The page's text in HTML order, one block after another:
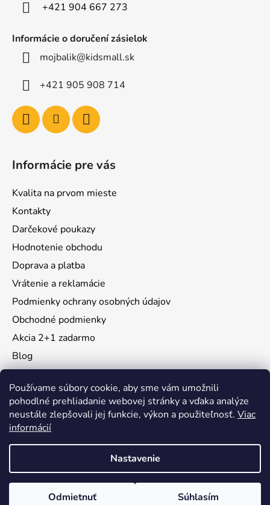
Používame súbory cookie, aby sme vám umožnili
pohodlné prehliadanie webovej stránky a vďaka analýze
neustále zlepšovali jej funkcie, výkon a použiteľnosť. Viac
informácií
Nastavenie
Odmietnuť Súhlasím
+421 904 667 273
Informácie o doručení zásielok
mojbalik@kidsmall.sk
+421 905 908 714
Informácie pre vás
Kvalita na prvom mieste
Kontakty
Darčekové poukazy
Hodnotenie obchodu
Doprava a platba
Vrátenie a reklamácie
Podmienky ochrany osobných údajov
Obchodné podmienky
Akcia 2+1 zadarmo
Blog
Instagram
Vytvoril Shoptet
Copyright 2026KidsMall . Všetky práva vyhradené.